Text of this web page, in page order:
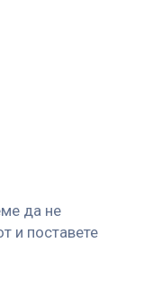
да не
и поставете